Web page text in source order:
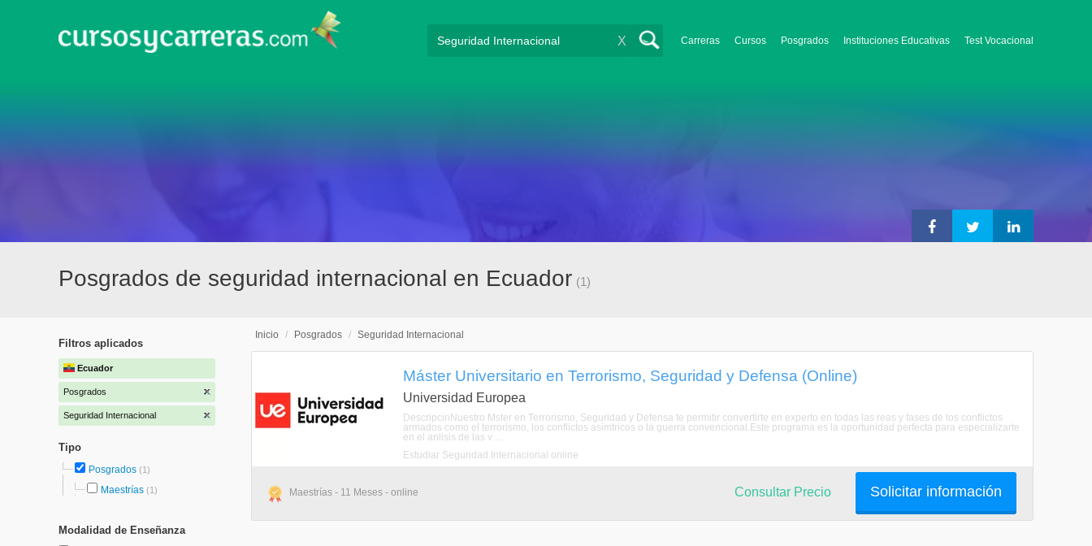
Carreras Cursos Posgrados Instituciones Educativas Test Vocacional
X
Posgrados de seguridad internacional en Ecuador (1)
Filtros aplicados
Ecuador
Posgrados
Seguridad Internacional
Tipo
Posgrados (1)
Maestrías (1)
Modalidad de Enseñanza
Inicio / Posgrados / Seguridad Internacional
Máster Universitario en Terrorismo, Seguridad y Defensa (Online)
Universidad Europea
DescripcinNuestro Mster en Terrorismo, Seguridad y Defensa te permitir convertirte en experto en todas las reas y fases de los conflictos
armados como el terrorismo, los conflictos asimtricos o la guerra convencional.Este programa es la oportunidad perfecta para especializarte
en el anlisis de las v ...
Estudiar Seguridad Internacional online
Maestrías - 11 Meses - online Solicitar información
Consultar Precio